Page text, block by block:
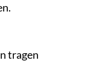
tragen